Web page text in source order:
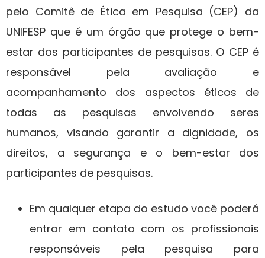
pelo Comitê de Ética em Pesquisa (CEP) da
UNIFESP que é um órgão que protege o bem-
estar dos participantes de pesquisas. O CEP é
responsável pela avaliação e
acompanhamento dos aspectos éticos de
todas as pesquisas envolvendo seres
humanos, visando garantir a dignidade, os
direitos, a segurança e o bem-estar dos
participantes de pesquisas.
Em qualquer etapa do estudo você poderá
entrar em contato com os profissionais
responsáveis pela pesquisa para